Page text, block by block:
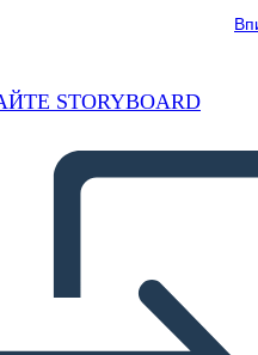
STORYBOARD